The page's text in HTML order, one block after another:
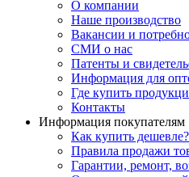
О компании
Наше производство
Вакансии и
СМИ о нас
Патенты и
Информация для
Где купить
Контакты
Информация покупателям
Как купить
Правила продажи
Гарантии, ремонт,